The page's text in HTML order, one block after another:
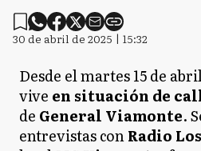
30 de abril de 2025 | 15:32
Desde el martes 15 de
vive en situación de
de General Viamonte.
entrevistas conRadio